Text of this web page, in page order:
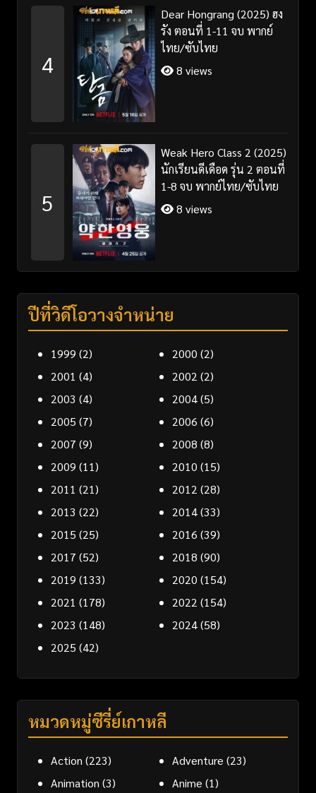
4
Dear Hongrang (2025) ฮง
รัง ตอนที่ 1-11 จบ พากย์
ไทย/ซับไทย
8 views
5
Weak Hero Class 2 (2025)
นักเรียนดีเดือด รุ่น 2 ตอนที่
1-8 จบ พากย์ไทย/ซับไทย
8 views
ปีที่วิดีโอวางจำหน่าย
1999 (2) 2000 (2)
2001 (4) 2002 (2)
2003 (4) 2004(5)
2005 (7) 2006 (6)
2007 (9) 2008 (8)
2009 (11) 2010 (15)
2011 (21) 2012 (28)
2013 (22) 2014(33)
2015 (25) 2016 (39)
2017 (52) 2018 (90)
2019 (133) 2020 (154)
2021 (178) 2022 (154)
2023 (148) 2024(58)
2025 (42)
หมวดหมู่ซีรี่ย์เกาหลี
Action (223) Adventure (23)
Animation (3) Anime (1)